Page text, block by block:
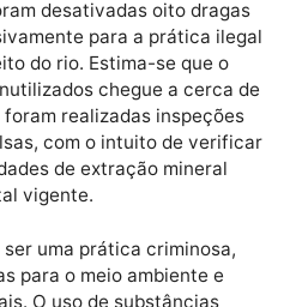
com dois agentes do
Brasileiro e quatro
para a prática
do rio. Estima-se que o